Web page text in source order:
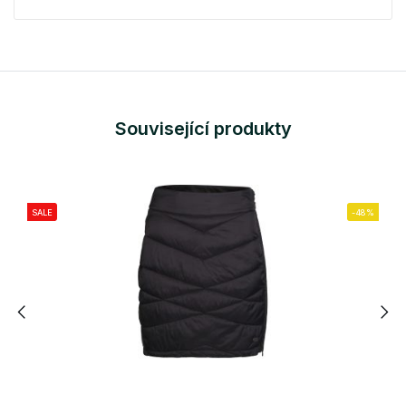
Související produkty
SALE -48%